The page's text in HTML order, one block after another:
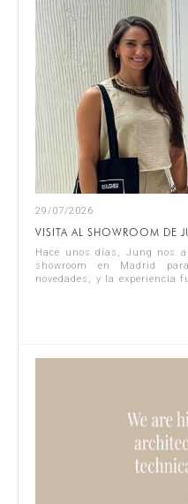
29/07/2026
VISITA AL SHOWROOM DE
Hace unos días, Jung nos
showroom en Madrid
novedades, y la experiencia